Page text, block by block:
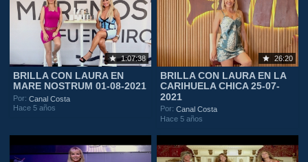
1:07:38
BRILLA CON LAURA EN
MARE NOSTRUM 01-08-2021
Por:Canal Costa
Hace 5 años
26:20
BRILLA CON LAURA EN LA
CARIHUELA CHICA 25-07-
2021
Por:Canal Costa
Hace 5 años